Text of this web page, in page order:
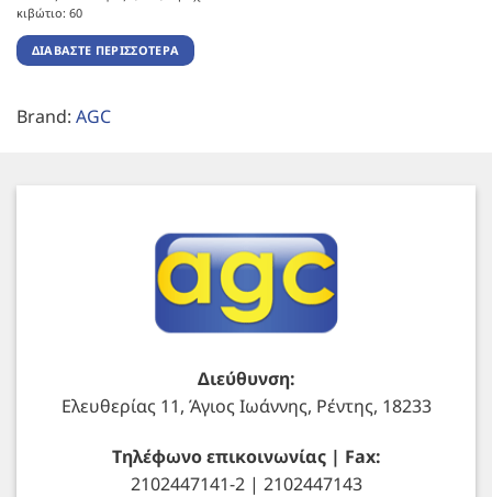
κιβώτιο: 60
ΔΙΑΒΆΣΤΕ ΠΕΡΙΣΣΌΤΕΡΑ
Brand: AGC
Διεύθυνση:
Ελευθερίας 11, Άγιος Ιωάννης, Ρέντης, 18233
Τηλέφωνο επικοινωνίας | Fax:
2102447141-2 | 2102447143